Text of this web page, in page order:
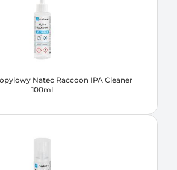
Natec Raccoon IPA Cleaner
100ml